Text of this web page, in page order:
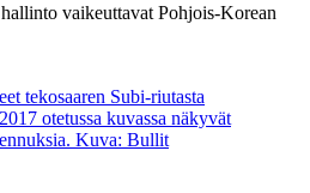
vaikeuttavat Pohjois-Korean